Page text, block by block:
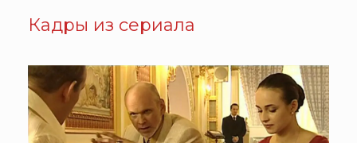
Кадры из сериала